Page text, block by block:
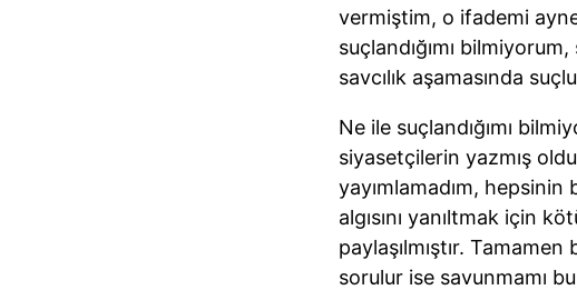
vermiştim, o ifademi
suçlandığımı
savcılık aşamasında
Ne ile suçlandığımı
siyasetçilerin yazmış
yayımlamadım,
algısını yanıltmak için
paylaşılmıştır.
sorulur ise savunmamı